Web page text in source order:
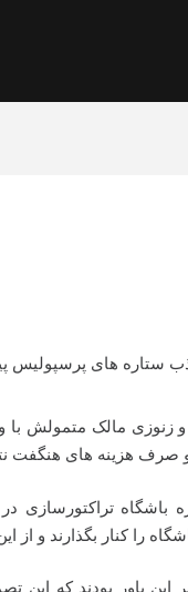
ستاره های پرسپولیس
زنوزی مالک متمولش با
هزینه های هنگفت
تراکتورسازی
را کنار بگذارند و از
این باور بودند که این